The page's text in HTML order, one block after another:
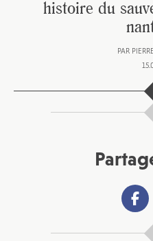
histoire du
PAR